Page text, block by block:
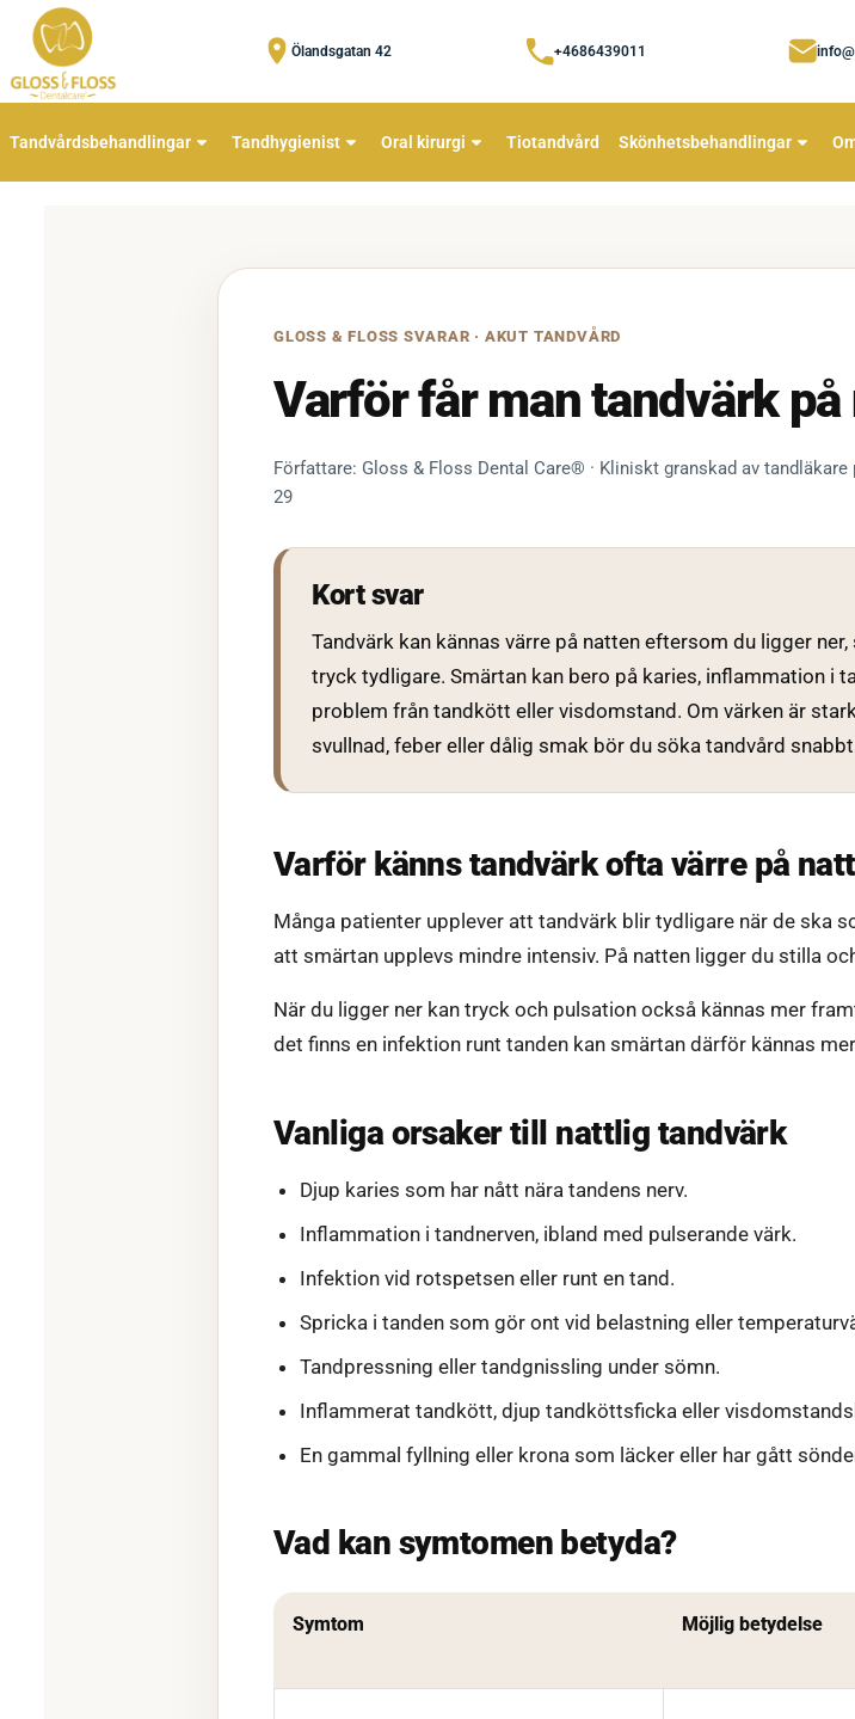
Ölandsgatan 42 +4686439011
Tandvårdsbehandlingar Tandhygienist Oral kirurgi Tiotandvård Skönhetsbehandlingar
GLOSS & FLOSS SVARAR · AKUT TANDVÅRD
Varför får man tandvärk på
Författare: Gloss & Floss Dental Care® · Kliniskt granskad av
29
Kort svar
Tandvärk kan kännas värre på natten eftersom du ligger
tryck tydligare. Smärtan kan bero på karies, inflammation i
problem från tandkött eller visdomstand. Om värken är
svullnad, feber eller dålig smak bör du söka tandvård
Varför känns tandvärk ofta värre på
Många patienter upplever att tandvärk blir tydligare när de ska
att smärtan upplevs mindre intensiv. På natten ligger du stilla
När du ligger ner kan tryck och pulsation också kännas mer
det finns en infektion runt tanden kan smärtan därför kännas
Vanliga orsaker till nattlig tandvärk
Djup karies som har nått nära tandens nerv.
Inflammation i tandnerven, ibland med pulserande värk.
Infektion vid rotspetsen eller runt en tand.
Spricka i tanden som gör ont vid belastning eller
Tandpressning eller tandgnissling under sömn.
Inflammerat tandkött, djup tandköttsficka eller
En gammal fyllning eller krona som läcker eller har gått
Vad kan symtomen betyda?
Symtom Möjlig betydelse